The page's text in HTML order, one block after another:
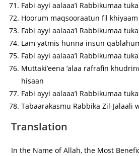
Fabi ayyi aalaaa’i Rabbikumaa
Hoorum maqsooraatun fil khiyaam
Fabi ayyi aalaaa’i Rabbikumaa
Lam yatmis hunna insun
Fabi ayyi aalaaa’i Rabbikumaa
Muttaki’eena ‘alaa rafrafin
hisaan
Fabi ayyi aalaaa’i Rabbikumaa
Tabaarakasmu Rabbika Zil-Jalaali
Translation
In the Name of Allah, the Most